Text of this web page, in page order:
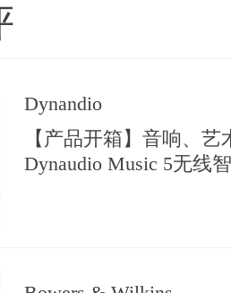
Dynandio
【产品开箱】音响、
Dynaudio Music 5无线